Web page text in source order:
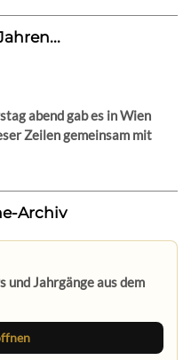
abend gab es in Wien
Zeilen gemeinsam mit
Archiv
und Jahrgänge aus dem